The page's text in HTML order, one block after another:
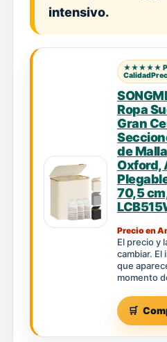
intensivo.
★★★★★
Ropa
Gran
de
Oxford,
70,5
Precio en
El precio y
cambiar. El
que
momento